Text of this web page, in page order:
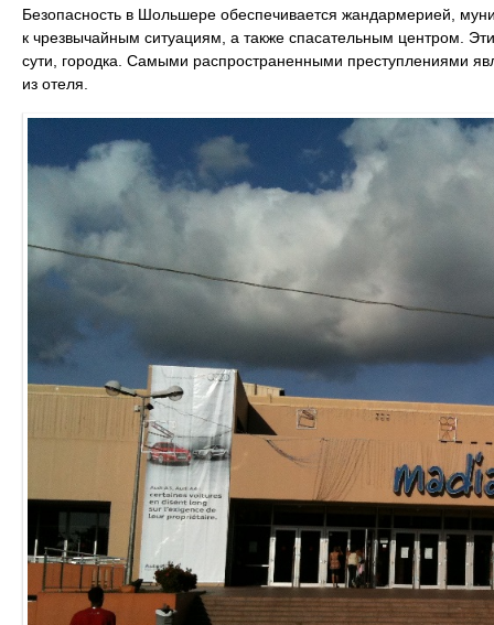
Безопасность в Шольшере обеспечивается жандармерией,
к чрезвычайным ситуациям, а также спасательным центром.
сути, городка. Самыми распространенными преступлениями
из отеля.